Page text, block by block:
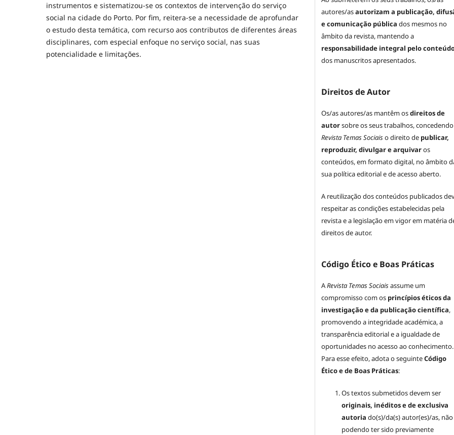
instrumentos e sistematizou-se os contextos de intervenção do serviço
social na cidade do Porto. Por fim, reitera-se a necessidade de aprofundar
o estudo desta temática, com recurso aos contributos de diferentes áreas
disciplinares, com especial enfoque no serviço social, nas suas
potencialidade e limitações.
autores/asautorizam a publicação,
e comunicação pública dos mesmos no
âmbito da revista, mantendo a
responsabilidade integral pelo
dos manuscritos apresentados.
Direitos de Autor
Os/as autores/as mantêm osdireitos de
autorsobre os seus trabalhos,
Revista Temas Sociaiso direito de publicar,
reproduzir, divulgar e arquivaros
conteúdos, em formato digital, no âmbito
sua política editorial e de acesso aberto.
A reutilização dos conteúdos publicados
respeitar as condições estabelecidas pela
revista e a legislação em vigor em matéria
direitos de autor.
Código Ético e Boas Práticas
ARevista Temas Sociaisassume um
compromisso com os princípios éticos da
investigação e da publicação científica,
promovendo a integridade académica, a
transparência editorial e a igualdade de
oportunidades no acesso ao conhecimento.
Para esse efeito, adota o seguinteCódigo
Ético e de Boas Práticas:
Os textos submetidos devem ser
originais, inéditos e de exclusiva
autoria do(s)/da(s) autor(es)/as, não
podendo ter sido previamente